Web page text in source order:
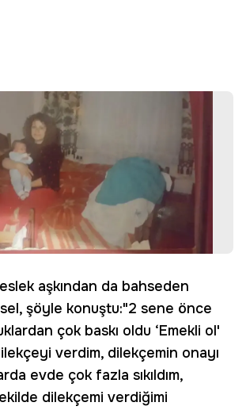
aşkından da bahseden
şöyle konuştu:"2 sene önce
çok baskı oldu ‘Emekli ol'
verdim, dilekçemin onayı
evde çok fazla sıkıldım,
dilekçemi verdiğimi